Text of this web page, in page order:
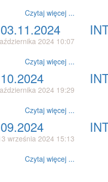
Czytaj więcej ...
2024 10:07
Czytaj więcej ...
2024 19:29
Czytaj więcej ...
września 2024 15:13
Czytaj więcej ...